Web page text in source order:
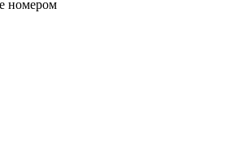
номером